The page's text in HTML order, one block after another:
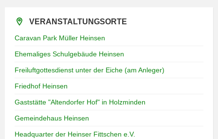
VERANSTALTUNGSORTE
Caravan Park Müller Heinsen
Ehemaliges Schulgebäude Heinsen
Freiluftgottesdienst unter der Eiche (am Anleger)
Friedhof Heinsen
Gaststätte "Altendorfer Hof" in Holzminden
Gemeindehaus Heinsen
Headquarter der Heinser Fittschen e.V.